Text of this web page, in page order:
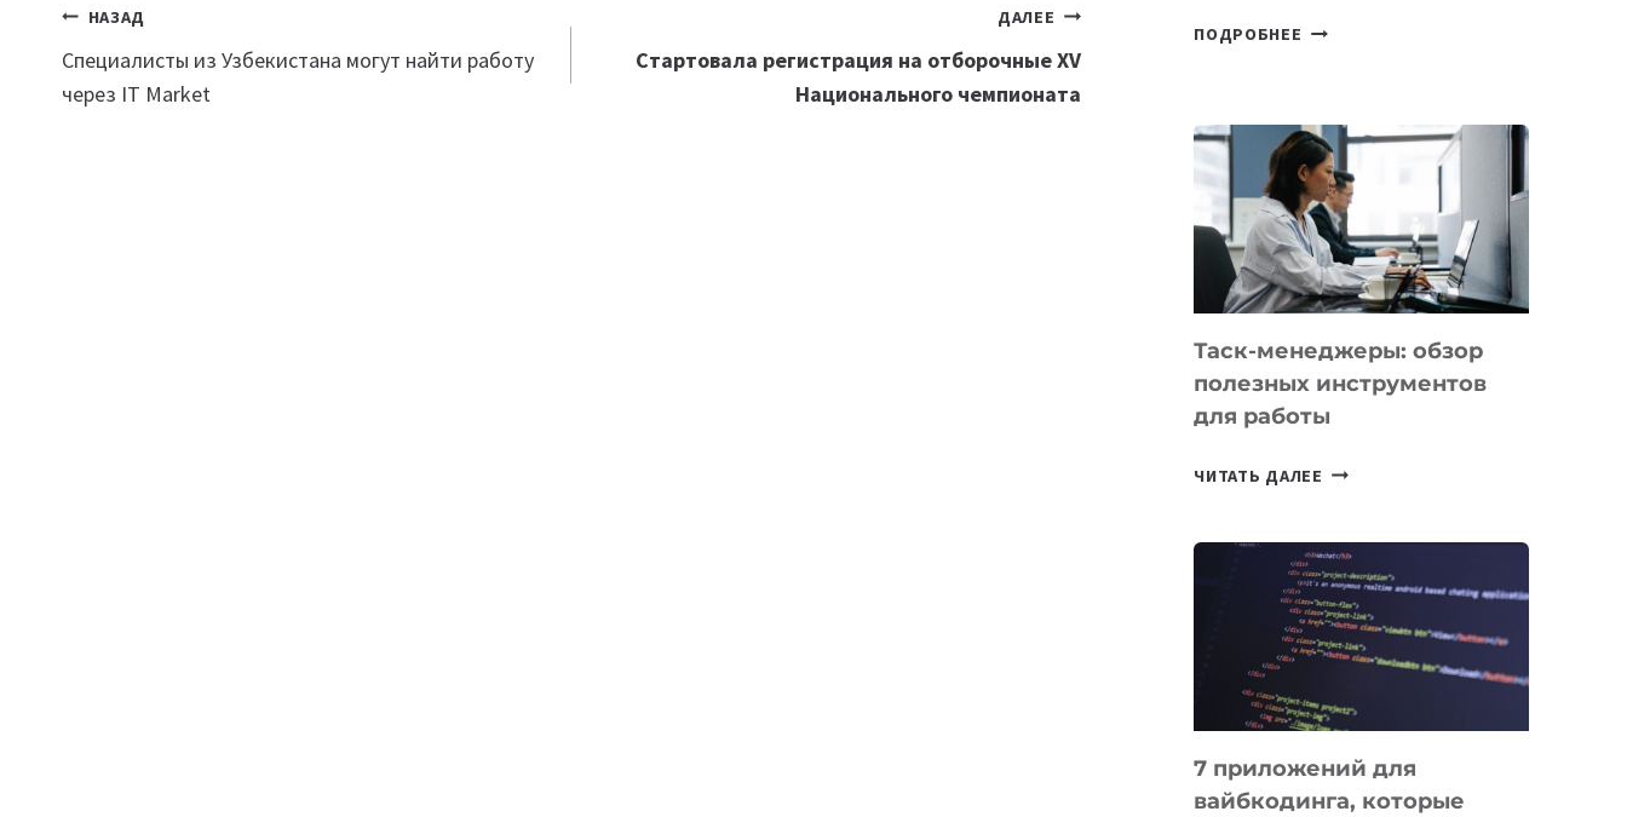
Навигация
по
НАЗАД
Специалисты из Узбекистана могут найти работу
через IT Market
ДАЛЕЕ
Cтартовала регистрация на отборочные XV
Национального чемпионата
ПОДРОБНЕЕ ГЕОГРАФИЯ
PARK
UZBEKISTAN
РАСШИРИЛАСЬ
ДО
102
СТРАН
Таск-менеджеры: обзор
полезных инструментов
для работы
ЧИТАТЬ ДАЛЕЕ ТАСК-
ПОЛЕЗНЫХ
ИНСТРУМЕНТОВ
ДЛЯ
РАБОТЫ
7 приложений для
вайбкодинга, которые